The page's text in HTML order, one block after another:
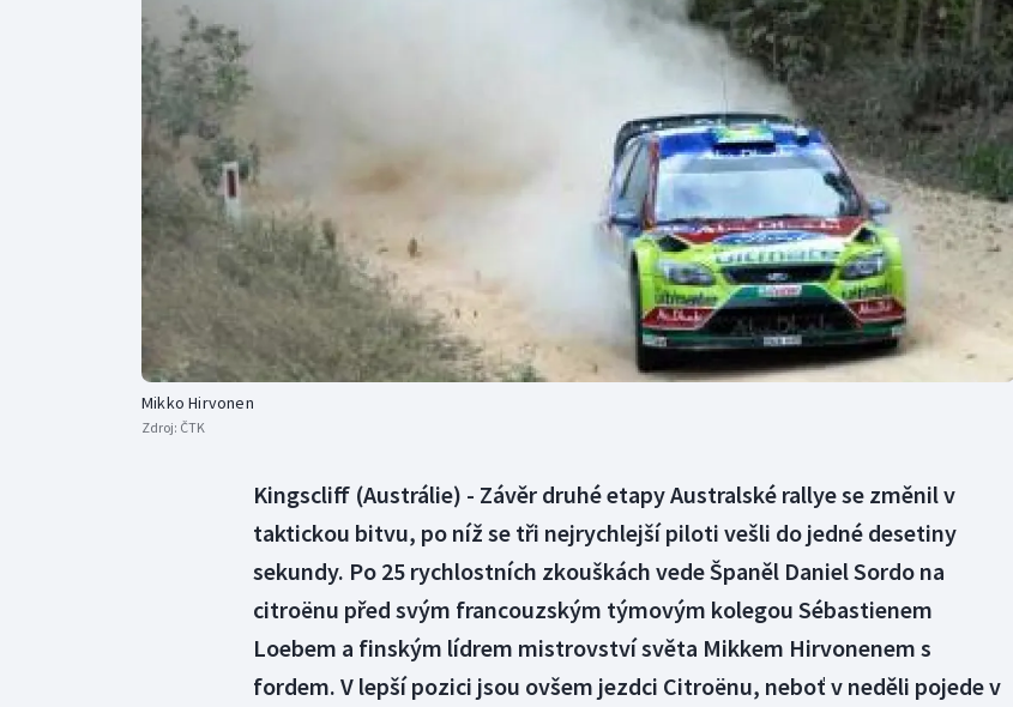
Golf
Gymnastika
Moderní pětiboj
Motorsport
Olympijské hry
Parasport
Plavání
Plážový volejbal
Triatlon
Veslování
Vodní slalom
Volejbal
Ostatní
Mikko Hirvonen
Zdroj: ČTK
Kingscliff (Austrálie) - Závěr druhé etapy Australské rallye se změnil v
taktickou bitvu, po níž se tři nejrychlejší piloti vešli do jedné desetiny
sekundy. Po 25 rychlostních zkouškách vede Španěl Daniel Sordo na
citroënu před svým francouzským týmovým kolegou Sébastienem
Loebem a finským lídrem mistrovství světa Mikkem Hirvonenem s
fordem. V lepší pozici jsou ovšem jezdci Citroënu, neboť v neděli pojede v